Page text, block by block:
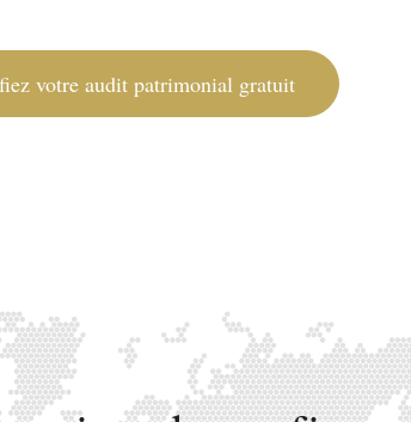
votre audit patrimonial gratuit